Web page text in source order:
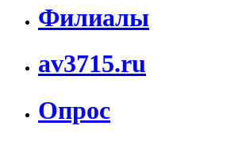
Филиалы
av3715.ru
Опрос